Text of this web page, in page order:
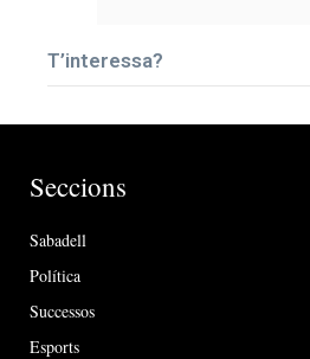
T’interessa?
Seccions
Sabadell
Política
Successos
Esports